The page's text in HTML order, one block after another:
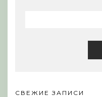
СВЕЖИЕ ЗАПИСИ